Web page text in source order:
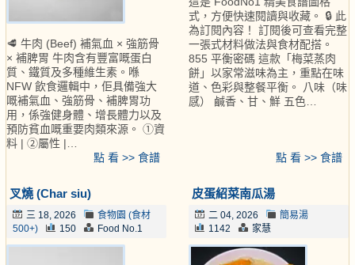
🥩 牛肉 (Beef) 補氣血 × 強筋骨
× 補脾胃 牛肉含有豐富嘅蛋白
質、鐵質及多種維生素。喺
NFW 飲食邏輯中，佢具備強大
嘅補氣血、強筋骨、補脾胃功
用，係強健身體、增長體力以及
預防貧血嘅重要肉類來源。 ①資
料 | ②屬性 |…
點 看 >> 食譜
式，方便快速閱讀與收藏。 🔒 此
為訂閱內容！ 訂閱後可查看完整
一張式材料做法與食材配搭。
855 平衡密碼 這款「梅菜蒸肉
餅」以家常滋味為主，重點在味
道、色彩與整餐平衡。 八味（味
感） 鹹香、甘、鮮 五色…
點 看 >> 食譜
叉燒 (Char siu)
三 18, 2026
食物園 (食材
500+)
150 Food No.1
皮蛋紹菜南瓜湯
二 04, 2026
簡易湯
1142
家慧